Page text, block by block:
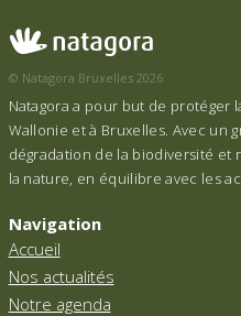
© Natagora Bruxelles 2026
Natagora a pour but de
Wallonie et à Bruxelles. Avec un
dégradation de la biodiversité
la nature, en équilibre avec les
Navigation
Accueil
Nos actualités
Notre agenda